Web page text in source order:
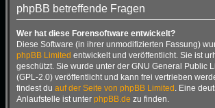
phpBB betreffende Fragen
Wer hat diese Forensoftware entwickelt?
Diese Software (in ihrer unmodifizierten Fassung)
phpBB Limited entwickelt und veröffentlicht. Sie ist
geschützt. Sie wurde unter der GNU General Public
(GPL-2.0) veröffentlicht und kann frei vertrieben
findest du auf der Seite von phpBB Limited . Eine
Anlaufstelle ist unter phpBB.de zu finden.